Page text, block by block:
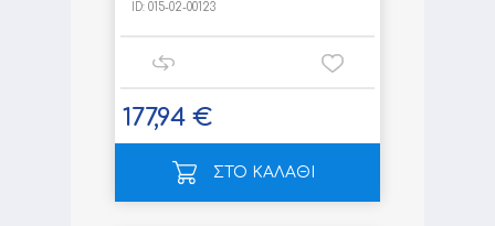
ID: 015-02-00123
177,94 €
ΣΤΟ ΚΑΛΑΘΙ